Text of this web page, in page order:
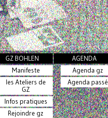
GZ BOHLEN
Manifeste
les Ateliers de
GZ
Infos pratiques
Rejoindre gz
AGENDA
Agenda gz
Agenda passé